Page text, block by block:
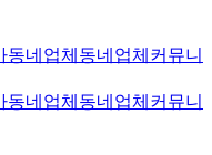
동네업체 동네업체 커뮤니
동네업체 동네업체 커뮤니